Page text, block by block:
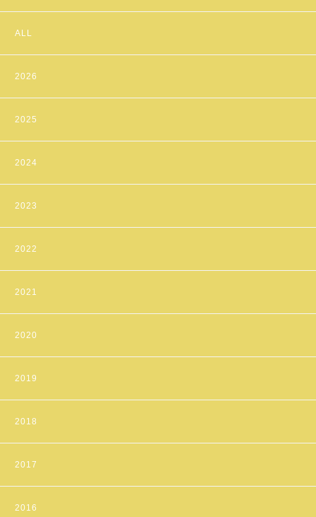
ALL
2026
2025
2024
2023
2022
2021
2020
2019
2018
2017
2016